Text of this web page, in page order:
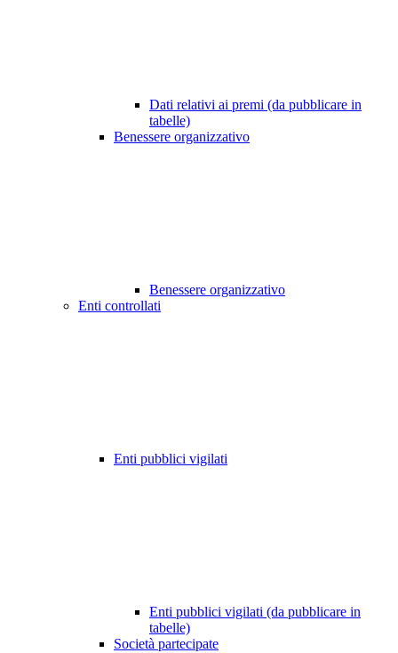
Dati relativi ai premi (da pubblicare in
tabelle)
Benessere organizzativo
Benessere organizzativo
Enti controllati
Enti pubblici vigilati
Enti pubblici vigilati (da pubblicare in
tabelle)
Società partecipate